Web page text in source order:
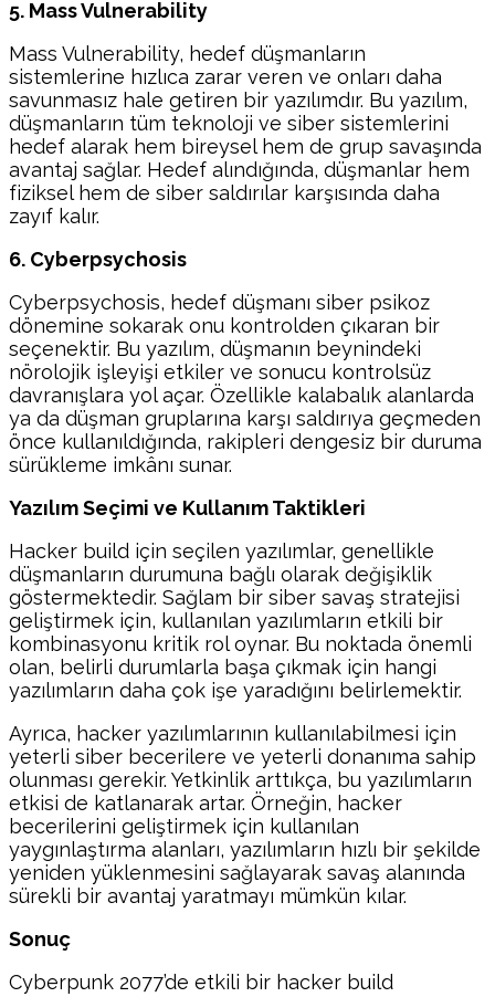
5. Mass Vulnerability
Mass Vulnerability, hedef düşmanların
sistemlerine hızlıca zarar veren ve onları daha
savunmasız hale getiren bir yazılımdır. Bu yazılım,
düşmanların tüm teknoloji ve siber sistemlerini
hedef alarak hem bireysel hem de grup savaşında
avantaj sağlar. Hedef alındığında, düşmanlar hem
fiziksel hem de siber saldırılar karşısında daha
zayıf kalır.
6. Cyberpsychosis
Cyberpsychosis, hedef düşmanı siber psikoz
dönemine sokarak onu kontrolden çıkaran bir
seçenektir. Bu yazılım, düşmanın beynindeki
nörolojik işleyişi etkiler ve sonucu kontrolsüz
davranışlara yol açar. Özellikle kalabalık alanlarda
ya da düşman gruplarına karşı saldırıya geçmeden
önce kullanıldığında, rakipleri dengesiz bir duruma
sürükleme imkânı sunar.
Yazılım Seçimi ve Kullanım Taktikleri
Hacker build için seçilen yazılımlar, genellikle
düşmanların durumuna bağlı olarak değişiklik
göstermektedir. Sağlam bir siber savaş stratejisi
geliştirmek için, kullanılan yazılımların etkili bir
kombinasyonu kritik rol oynar. Bu noktada önemli
olan, belirli durumlarla başa çıkmak için hangi
yazılımların daha çok işe yaradığını belirlemektir.
Ayrıca, hacker yazılımlarının kullanılabilmesi için
yeterli siber becerilere ve yeterli donanıma sahip
olunması gerekir. Yetkinlik arttıkça, bu yazılımların
etkisi de katlanarak artar. Örneğin, hacker
becerilerini geliştirmek için kullanılan
yaygınlaştırma alanları, yazılımların hızlı bir şekilde
yeniden yüklenmesini sağlayarak savaş alanında
sürekli bir avantaj yaratmayı mümkün kılar.
Sonuç
Cyberpunk 2077’de etkili bir hacker build